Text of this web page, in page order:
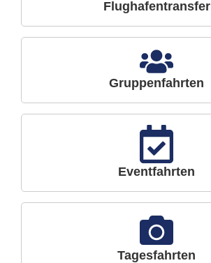
Flughafentransfer
Gruppenfahrten
Eventfahrten
Tagesfahrten